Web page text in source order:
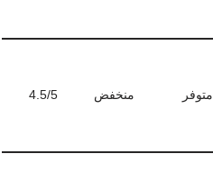
متوفر منخفض 4.5/5